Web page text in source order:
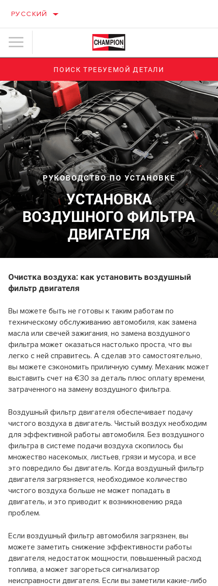
РУССКИЙ
ПОИСК ТРЕБУЕМОЙ ДЕТАЛИ
РУКОВОДСТВО ПО УСТАНОВКЕ
УСТАНОВКА
ВОЗДУШНОГО ФИЛЬТРА
ДВИГАТЕЛЯ
Очистка воздуха: как установить воздушный
фильтр двигателя
Вы можете быть не готовы к таким работам по
техническому обслуживанию автомобиля, как замена
масла или свечей зажигания, но замена воздушного
фильтра может оказаться настолько проста, что вы
легко с ней справитесь. А сделав это самостоятельно,
вы можете сэкономить приличную сумму. Механик может
выставить счет на €30 за деталь плюс оплату времени,
затраченного на замену воздушного фильтра.
Воздушный фильтр двигателя обеспечивает подачу
чистого воздуха в двигатель. Чистый воздух необходим
для эффективной работы автомобиля. Без воздушного
фильтра в системе подачи воздуха скопилось бы
множество насекомых, листьев, грязи и мусора, и все
это повредило бы двигатель. Когда воздушный фильтр
двигателя загрязняется, необходимое количество
чистого воздуха больше не может попадать в
двигатель, и это приводит к возникновению ряда
проблем.
Если воздушный фильтр автомобиля загрязнен, вы
можете заметить снижение эффективности работы
двигателя, недостаток мощности, повышенный расход
топлива, а может загореться сигнализатор
неисправности двигателя. Если вы заметили какие-либо